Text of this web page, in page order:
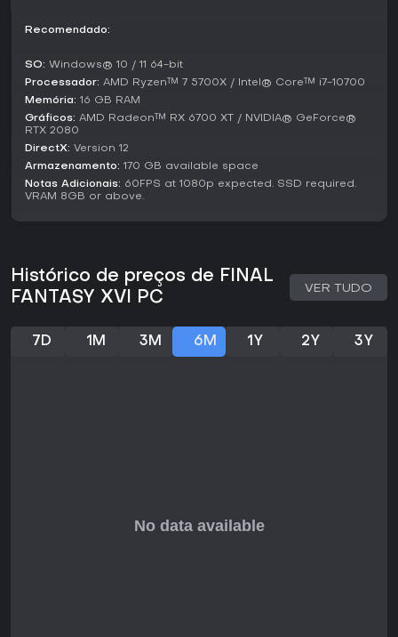
experiência cativante. É especialmente indicado para quem
se dá bem com combate em tempo real ou prefere o modo
facilitado para se concentrar na história. Com atualizações
ativas garantindo qualidade no PC, segue sendo uma ótima
Recomendado:
SO: Windows® 10 / 11 64-bit
Processador: AMD Ryzen™ 7 5700X / Intel® Core™ i7-10700
Memória: 16 GB RAM
Gráficos: AMD Radeon™ RX 6700 XT / NVIDIA® GeForce®
RTX 2080
DirectX: Version 12
Armazenamento: 170 GB available space
Notas Adicionais: 60FPS at 1080p expected. SSD required.
VRAM 8GB or above.
Histórico de preços de FINAL
FANTASY XVI PC
VER TUDO
7D 1M 3M 6M 1Y 2Y 3Y